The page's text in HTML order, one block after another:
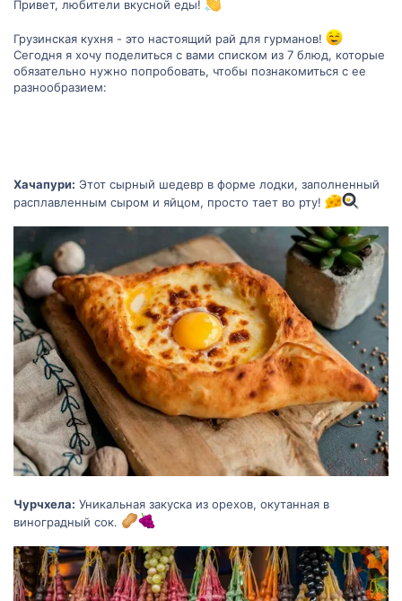
Привет, любители вкусной еды!
Грузинская кухня - это настоящий рай для гурманов!
Сегодня я хочу поделиться с вами списком из 7 блюд, которые
обязательно нужно попробовать, чтобы познакомиться с ее
разнообразием:
Хачапури: Этот сырный шедевр в форме лодки, заполненный
расплавленным сыром и яйцом, просто тает во рту!
Чурчхела: Уникальная закуска из орехов, окутанная в
виноградный сок.